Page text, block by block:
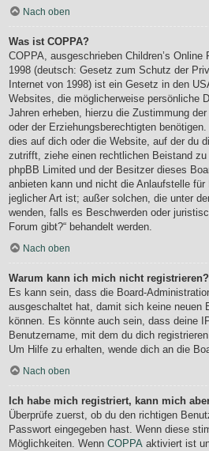
Nach oben
Was ist COPPA?
COPPA, ausgeschrieben Children’s
1998 (deutsch: Gesetz zum Schutz der
Internet von 1998) ist ein Gesetz in den
Websites, die möglicherweise persönliche
Jahren erheben, hierzu die Zustimmung
oder der Erziehungsberechtigten
dies auf dich oder die Website, auf der du
zutrifft, ziehe einen rechtlichen Beistand
phpBB Limited und der Besitzer dieses
anbieten kann und nicht die Anlaufstelle für
jeglicher Art ist; außer solchen, die unter
wenden, falls es Beschwerden oder
Forum gibt?“ behandelt werden.
Nach oben
Warum kann ich mich nicht registrieren?
Es kann sein, dass die Board-
ausgeschaltet hat, damit sich keine neuen
können. Es könnte auch sein, dass deine
Benutzername, mit dem du dich
Um Hilfe zu erhalten, wende dich an die
Nach oben
Ich habe mich registriert, kann mich
Überprüfe zuerst, ob du den richtigen
Passwort eingegeben hast. Wenn diese
Möglichkeiten. Wenn COPPA aktiviert ist